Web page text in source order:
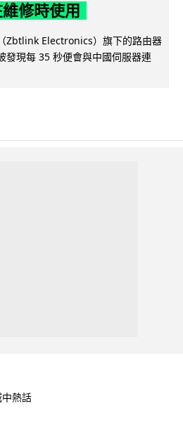
修時使用
Zbtlink Electronics）旗下的路由器
發現每 35 秒便會與中國伺服器連
熱話